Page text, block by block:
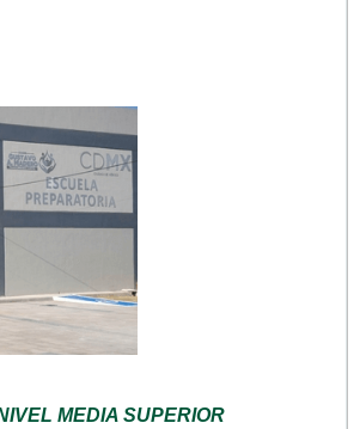
MEDIA SUPERIOR